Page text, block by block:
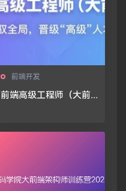
前端开发
前端高级工程师（大前